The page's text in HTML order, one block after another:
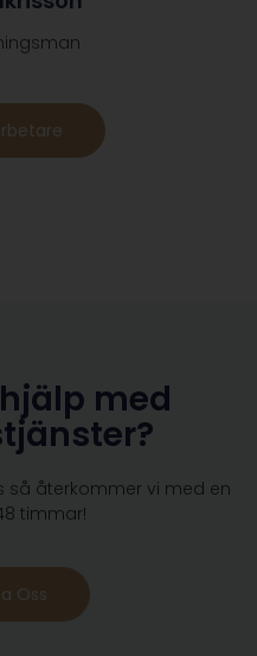
med
så återkommer vi med en
timmar!
Oss